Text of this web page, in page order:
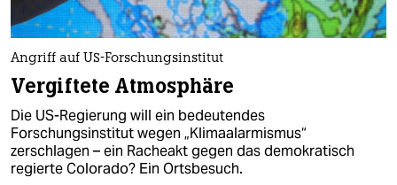
Angriff auf US-Forschungsinstitut
Vergiftete Atmosphäre
Die US-Regierung will ein bedeutendes
Forschungsinstitut wegen „Klimaalarmismus“
zerschlagen – ein Racheakt gegen das demokratisch
regierte Colorado? Ein Ortsbesuch.